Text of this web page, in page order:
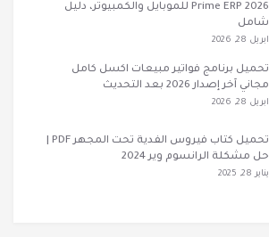
2026 Prime ERP للموبايل والكمبيوتر، دليل
شامل
ابريل 28, 2026
تحميل برنامج فواتير مبيعات اكسل كامل
مجاني آخر إصدار 2026 بعد التحديث
ابريل 28, 2026
حل مشكلة الرانسوم وير 2024
يناير 28, 2025